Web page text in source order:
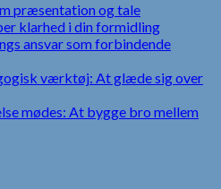
præsentation og tale
klarhed i din formidling
ansvar som forbindende
værktøj: At glæde sig over
mødes: At bygge bro mellem